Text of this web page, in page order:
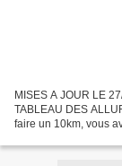
MISES A JOUR LE
TABLEAU DES
faire un 10km, vous